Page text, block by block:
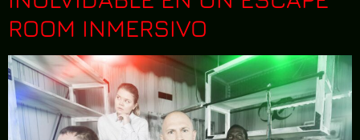
ROOM INMERSIVO